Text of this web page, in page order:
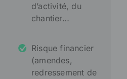
d’activité, du
chantier…
Risque financier
(amendes,
redressement de